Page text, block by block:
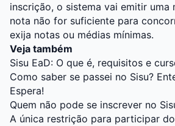
inscrição, o sistema vai emitir uma
nota não for suficiente para
exija notas ou médias mínimas.
Veja também
Sisu EaD: O que é, requisitos e
Como saber se passei no Sisu?
Espera!
Quem não pode se inscrever no
A única restrição para participar